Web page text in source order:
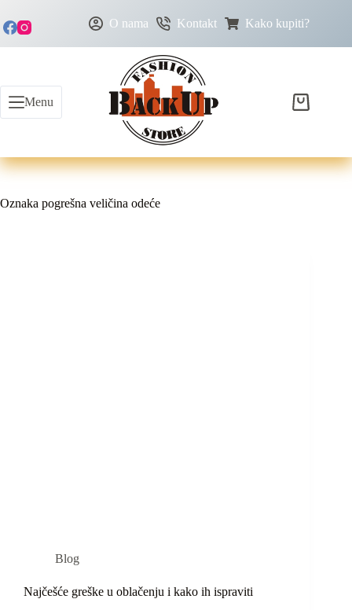
O nama Kontakt Kako kupiti?
Menu
Oznaka pogrešna veličina odeće
Blog
Najčešće greške u oblačenju i kako ih ispraviti